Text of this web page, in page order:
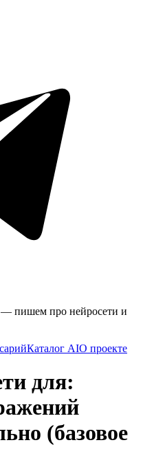
— пишем про нейросети и
Каталог AIО проекте
для:
(базовое